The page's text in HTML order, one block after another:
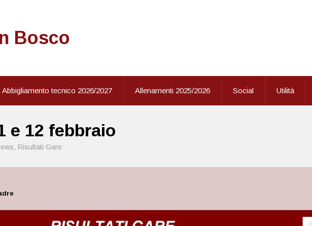
Bosco
Abbigliamento tecnico 2026/2027 Allenamenti 2025/2026 Social Utilità
e 12 febbraio
, Risultati Gare